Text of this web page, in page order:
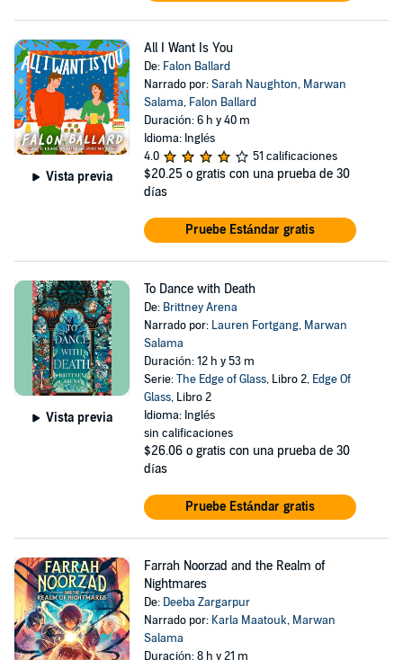
Vista previa
All I Want Is You
De: Falon Ballard
Narrado por:Sarah Naughton, Marwan
Salama, Falon Ballard
Duración: 6 h y 40 m
Idioma: Inglés
4.0
51 calificaciones
$20.25 o gratis con una prueba de 30
días
Pruebe Estándar gratis
Vista previa
To Dance with Death
De: Brittney Arena
Narrado por: Lauren Fortgang, Marwan
Salama
Duración: 12 h y 53 m
Serie:The Edge of Glass, Libro 2, Edge Of
Glass, Libro 2
Idioma: Inglés
sin calificaciones
$26.06 o gratis con una prueba de 30
días
Pruebe Estándar gratis
Farrah Noorzad and the Realm of
Nightmares
De: Deeba Zargarpur
Narrado por: Karla Maatouk, Marwan
Salama
Duración: 8 h y 21 m